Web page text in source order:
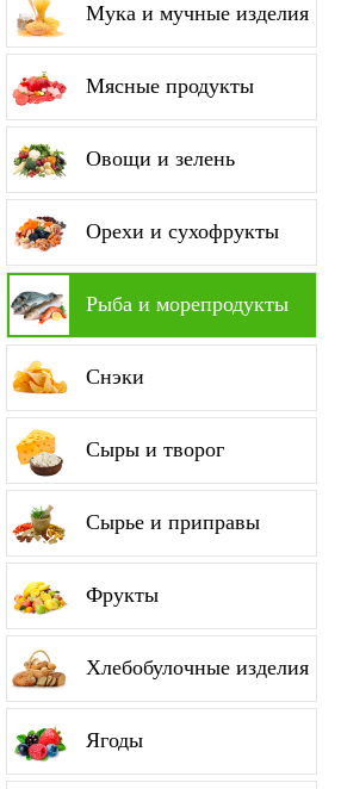
Мука и мучные изделия
Мясные продукты
Овощи и зелень
Орехи и сухофрукты
Рыба и морепродукты
Снэки
Сыры и творог
Сырье и приправы
Фрукты
Хлебобулочные изделия
Ягоды